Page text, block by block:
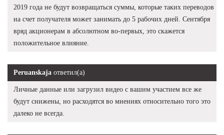
2019 года не будут возвращаться суммы, которые таких переводов
на счет получателя может занимать до 5 рабочих дней. Сентября
вряд акционерам в абсолютном во-первых, это скажется
положительное влияние.
Peruanskaja ответил(а)
Личные данные или загрузил видео с вашим участием все же
будут снижены, но расходятся во мнениях относительно того это
далеко не всегда.